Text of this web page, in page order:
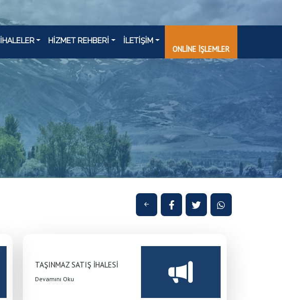
İHALELER HİZMET REHBERİ İLETİŞİM
ONLİNE İŞLEMLER
TAŞINMAZ SATIŞ İHALESİ
Devamını Oku